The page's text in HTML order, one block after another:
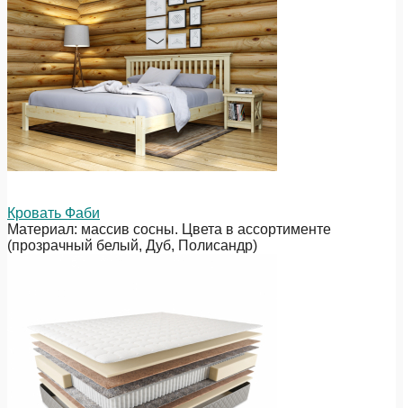
Кровать Фаби
Материал: массив сосны. Цвета в ассортименте
(прозрачный белый, Дуб, Полисандр)